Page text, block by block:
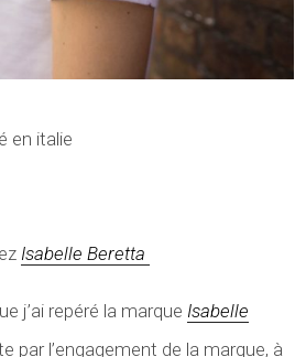
en italie
Isabelle Beretta
j’ai repéré la marque Isabelle
par l’engagement de la marque, à